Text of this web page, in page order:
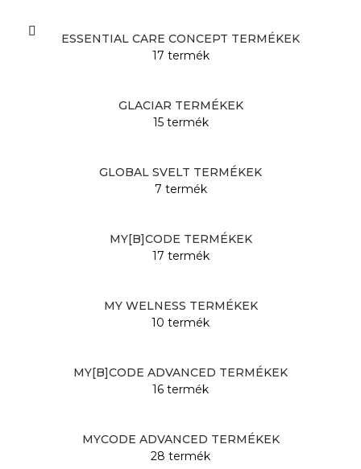
ESSENTIAL CARE CONCEPT TERMÉKEK
17 termék
GLACIAR TERMÉKEK
15 termék
GLOBAL SVELT TERMÉKEK
7 termék
MY[B]CODE TERMÉKEK
17 termék
MY WELNESS TERMÉKEK
10 termék
MY[B]CODE ADVANCED TERMÉKEK
16 termék
MYCODE ADVANCED TERMÉKEK
28 termék